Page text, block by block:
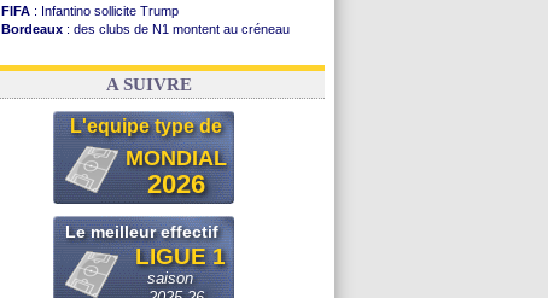
FIFA : Infantino sollicite Trump
Bordeaux : des clubs de N1 montent au créneau
Real: le démenti de Leipzig pour Diomandé
A SUIVRE
L'equipe type de
MONDIAL
2026
Le meilleur effectif
LIGUE 1
saison